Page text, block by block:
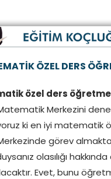
ÖZEL DERS
özel ders
Merkezini
ki en iyi matematik
görev
olasılığı
Evet, bunu